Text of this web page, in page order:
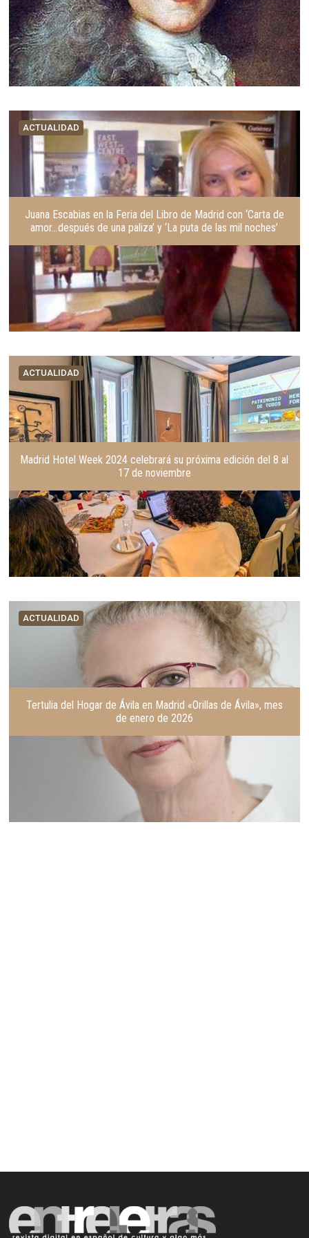
ACTUALIDAD
Juana Escabias en la Feria del Libro de Madrid con ‘Carta de
amor…después de una paliza’ y ‘La puta de las mil noches’
ACTUALIDAD
Madrid Hotel Week 2024 celebrará su próxima edición del 8 al
17 de noviembre
ACTUALIDAD
Tertulia del Hogar de Ávila en Madrid «Orillas de Ávila», mes
de enero de 2026